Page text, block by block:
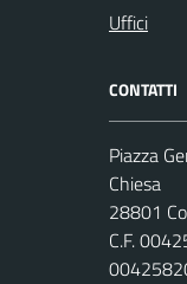
Uffici
CONTATTI
Piazza
Chiesa
28801
C.F.